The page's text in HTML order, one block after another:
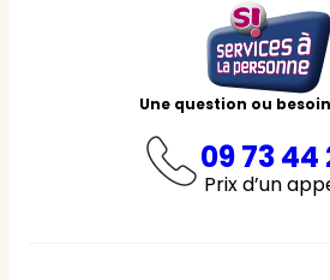
Une question ou
09 73 44
Prix d’un